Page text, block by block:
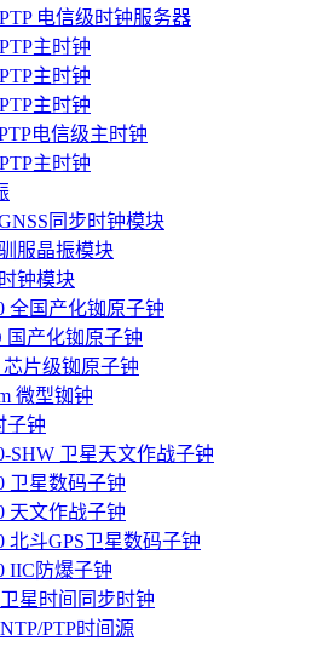
电信级时钟服务器
主时钟
主时钟
主时钟
电信级主时钟
主时钟
同步时钟模块
服晶振模块
钟模块
全国产化铷原子钟
国产化铷原子钟
芯片级铷原子钟
微型铷钟
子钟
SHW 卫星天文作战子钟
卫星数码子钟
天文作战子钟
北斗GPS卫星数码子钟
IIC防爆子钟
星时间同步时钟
PTP时间源